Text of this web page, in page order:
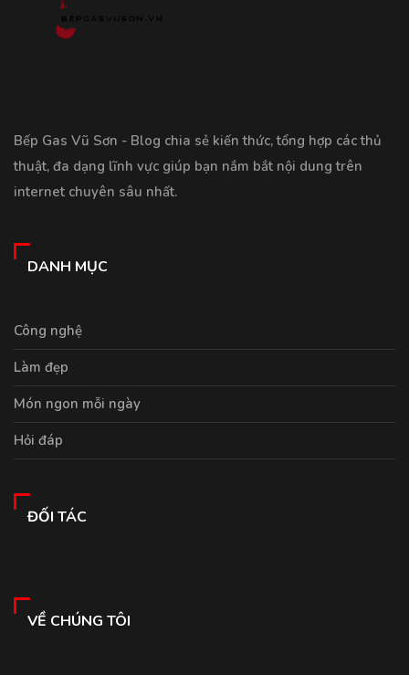
Bếp Gas Vũ Sơn - Blog chia sẻ kiến thức, tổng hợp các thủ
thuật, đa dạng lĩnh vực giúp bạn nắm bắt nội dung trên
internet chuyên sâu nhất.
DANH MỤC
Công nghệ
Làm đẹp
Món ngon mỗi ngày
Hỏi đáp
ĐỐI TÁC
VỀ CHÚNG TÔI